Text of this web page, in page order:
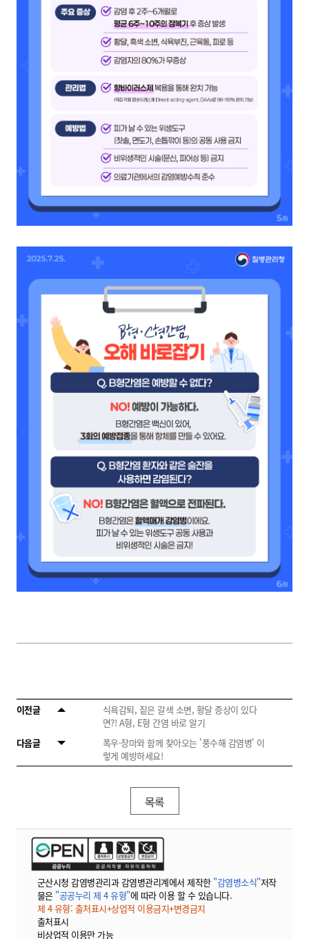
이전글
식욕감퇴, 짙은 갈색 소변, 황달 증상이 있다
면?! A형, E형 간염 바로 알기
다음글
폭우·장마와 함께 찾아오는 '풍수해 감염병' 이
렇게 예방하세요!
목록
군산시청 감염병관리과 감염병관리계에서 제작한 "감염병소식"저작
물은 "공공누리 제 4 유형"에 따라 이용 할 수 있습니다.
제 4 유형: 출처표시+상업적 이용금지+변경금지
출처표시
비상업적 이용만 가능